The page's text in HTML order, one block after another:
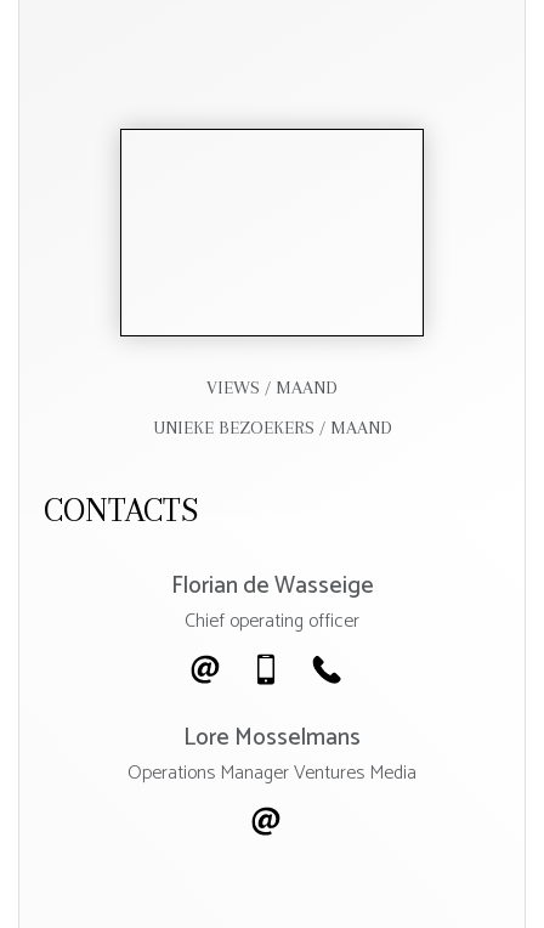
VIEWS / MAAND
UNIEKE BEZOEKERS / MAAND
CONTACTS
Florian de Wasseige
Chief operating officer
Lore Mosselmans
Operations Manager Ventures Media